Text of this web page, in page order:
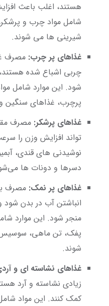
هستند، اغلب باعث
شامل مواد چرب و
شیرینی ‌ها می ‌شوند.
غذاهای پر چرب: مصرف
چربی اشباع شده
شود. این موارد شامل
پرچرب، غذاهای سنگین
غذاهای پرشکر: مصرف
‌تواند افزایش وزن را
نوشیدنی ‌های قندی،
دسرها و دونات ‌ها
غذاهای پر نمک: مصرف
انباشتن آب در بدن
منجر شود. این موارد
پفک، تن ماهی، سوسیس
‌شوند.
غذاهای نشاسته ‌ای و
زیادی نشاسته و آرد
کمک کنند. این مواد